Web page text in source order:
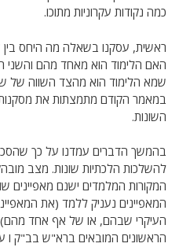
כמה נקודות עקרוניות מתוכו.
ראשית, עסקנו בשאלה מה היחס בין
האם הלימוד הוא מאחד מהם והשני
שמא הלימוד הוא מהצד השווה של
במאמר הקודם מתמצתות את
השונות.
בהמשך הדברים עמדנו על כך
להשלכות הלכתיות שונות. מצב
המקורות המלמדים ישנם מאפיינים
המאפיינים נעניק ללמד (את
העיקרי שבהם, או של אף אחד
הראשונים המובאים ברא"ש בב"ק ו